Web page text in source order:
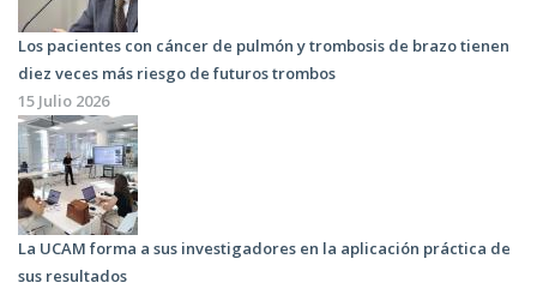
Los pacientes con cáncer de pulmón y trombosis de brazo tienen
diez veces más riesgo de futuros trombos
15 Julio 2026
La UCAM forma a sus investigadores en la aplicación práctica de
sus resultados